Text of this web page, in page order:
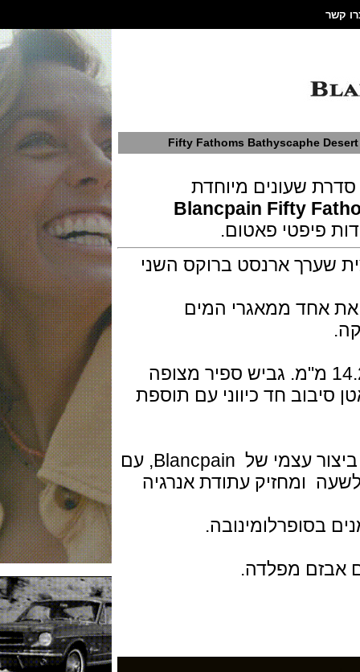
Fifty Fathoms Bathyscaphe
שעונים מיוחדת
Blancpain Fifty
ארנסט ברוקס השני
לחקור את אחד ממאגרי המים
סיבוב חד כיווני עם תוספת
מנגנון קליבר 1315DD מכני אוטומטי ביצור עצמי של Blancpain, עם
פעימות לשעה ומחזיק עתודת אנרגיה